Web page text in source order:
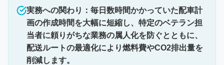
実務への関わり：毎日数時間かかっていた配車計
画の作成時間を大幅に短縮し、特定のベテラン担
当者に頼りがちな業務の属人化を防ぐとともに、
配送ルートの最適化により燃料費やCO2排出量を
削減します。